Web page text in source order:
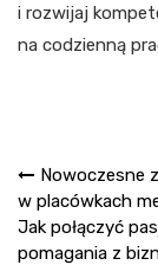
i rozwijaj
na codzienną
wpisu
Nowoczesne
w placówkach
Jak połączyć
pomagania z